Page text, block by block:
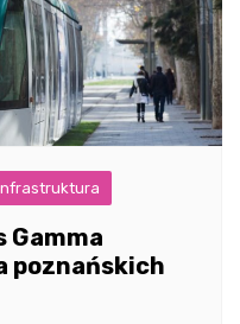
Gamma
poznańskich